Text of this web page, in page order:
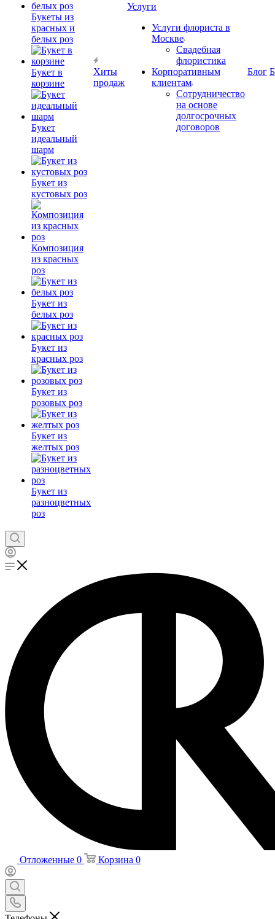
Букеты из
красных и
белых роз
Букет в
корзине
Букет
идеальный
шарм
Букет из
кустовых роз
Композиция
из красных
роз
Букет из
белых роз
Букет из
красных роз
Букет из
розовых роз
Букет из
желтых роз
Букет из
разноцветных
роз
Хиты
продаж
Услуги
Услуги флориста в
Москве
Свадебная
флористика
Корпоративным
клиентам
Сотрудничество
на основе
долгосрочных
договоров
Блог
Отложенные 0 Корзина 0